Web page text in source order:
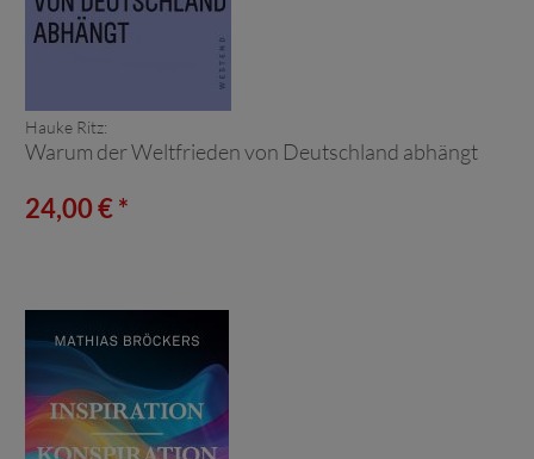
Hauke Ritz:
Warum der Weltfrieden von Deutschland abhängt
24,00 € *